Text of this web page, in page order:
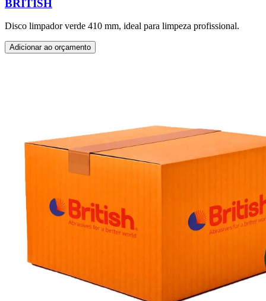
BRITISH
Disco limpador verde 410 mm, ideal para limpeza profissional.
Adicionar ao orçamento